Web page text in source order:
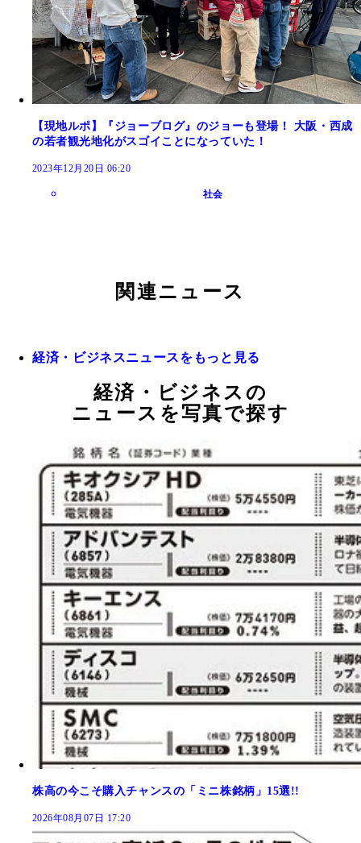
【現地ルポ】『ジョーブログ』のジョーも登場！ 大阪・西成
の若者観光地化がスゴイことになっていた！
2023年12月20日 06:20
社会
関連ニュース
経済・ビジネスニュースをもっと見る
経済・ビジネスの
ニュースを写真で探す
株高の今こそ購入チャンスの「ミニ株銘柄」15選!!
2026年08月07日 17:20